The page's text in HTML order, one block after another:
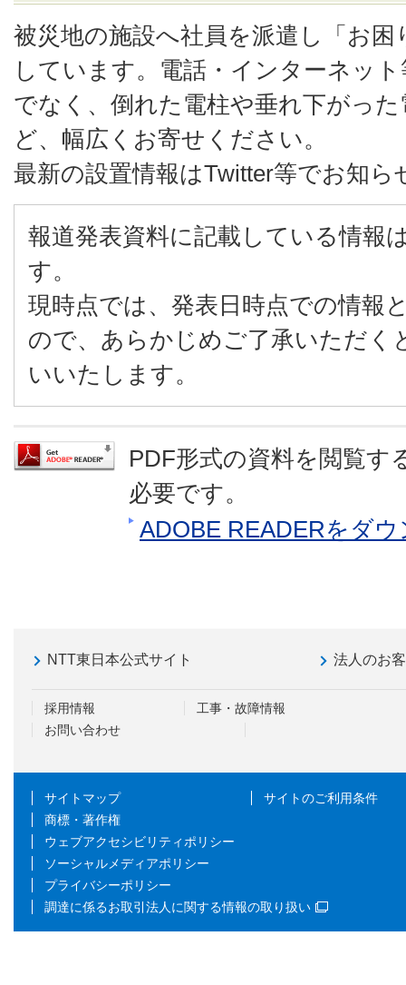
被災地の施設へ社員を派遣し「お
しています。電話・インターネッ
でなく、倒れた電柱や垂れ下がっ
ど、幅広くお寄せください。
最新の設置情報はTwitter等でお知ら
報道発表資料に記載している情報
す。
現時点では、発表日時点での情報
ので、あらかじめご了承いただく
いいたします。
PDF形式の資料を閲覧す
必要です。
ADOBE READERをダ
NTT東日本公式サイト 法人のお
採用情報
工事・故障情報
お問い合わせ
サイトマップ
サイトのご利用条件
商標・著作権
ウェブアクセシビリティポリシー
ソーシャルメディアポリシー
プライバシーポリシー
調達に係るお取引法人に関する情報の取り扱い